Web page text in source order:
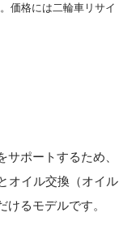
価格には二輪車リサイ
ポートするため、
オイル交換（オイル
るモデルです。